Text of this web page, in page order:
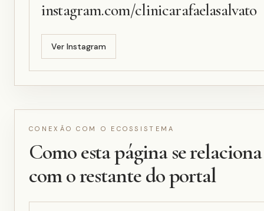
instagram.com/clinicarafaelasalvato
Ver Instagram
CONEXÃO COM O ECOSSISTEMA
Como esta página se relaciona
com o restante do portal